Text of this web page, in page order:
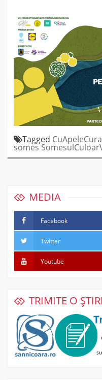
Tagged
somes
MEDIA
Facebook
Twitter
Youtube
TRIMITE O